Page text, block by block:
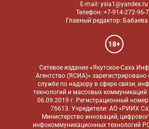
E-mail: ysia1@yandex.ru
Телефон: +7-914-272-96-
Главный редактор:
18+
Сетевое издание «Якутское-Саха
Агентство (ЯСИА)»
службе по надзору в сфере связи,
технологий и массовых
06.09.2019 г. Регистрационный
76613. Учредители: АО «РИИХ
Министерство инноваций,
инфокоммуникационных технологий